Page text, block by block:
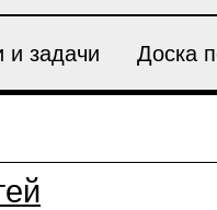
и задачи Доска